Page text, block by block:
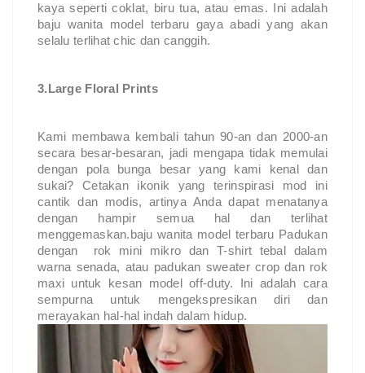
baju wanita model terbaru gaya abadi yang akan
selalu terlihat chic dan canggih.
3.Large Floral Prints
Kami membawa kembali tahun 90-an dan 2000-an
secara besar-besaran, jadi mengapa tidak memulai
dengan pola bunga besar yang kami kenal dan
sukai? Cetakan ikonik yang terinspirasi mod ini
cantik dan modis, artinya Anda dapat menatanya
dengan hampir semua hal dan terlihat
menggemaskan. baju wanita model terbaru Padukan
dengan  rok mini mikro dan T-shirt tebal dalam
warna senada, atau padukan sweater crop dan rok
maxi untuk kesan model off-duty. Ini adalah cara
sempurna untuk mengekspresikan diri dan
merayakan hal-hal indah dalam hidup.